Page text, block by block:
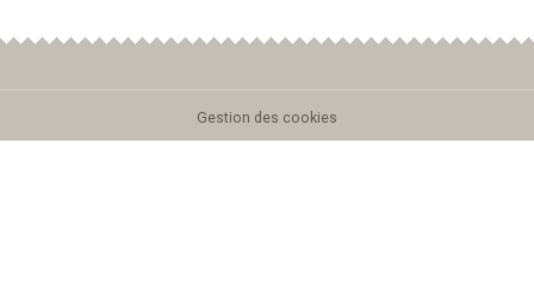
Gestion des cookies